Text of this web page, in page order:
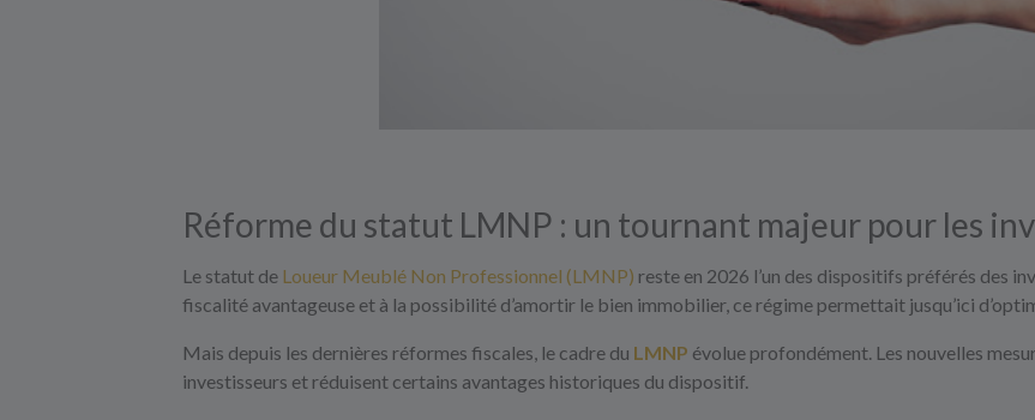
Réforme du statut LMNP : un tournant majeur pour les
Le statut de Loueur Meublé Non Professionnel (LMNP) reste en 2026 l’un des dispositifs préférés des
fiscalité avantageuse et à la possibilité d’amortir le bien immobilier, ce régime permettait jusqu’ici
Mais depuis les dernières réformes fiscales, le cadre du LMNP évolue profondément. Les nouvelles
investisseurs et réduisent certains avantages historiques du dispositif.